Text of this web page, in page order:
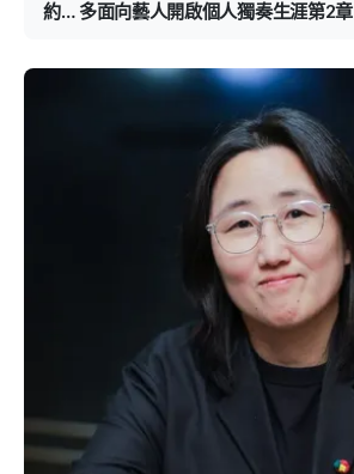
約… 多面向藝人開啟個人獨奏生涯第2章